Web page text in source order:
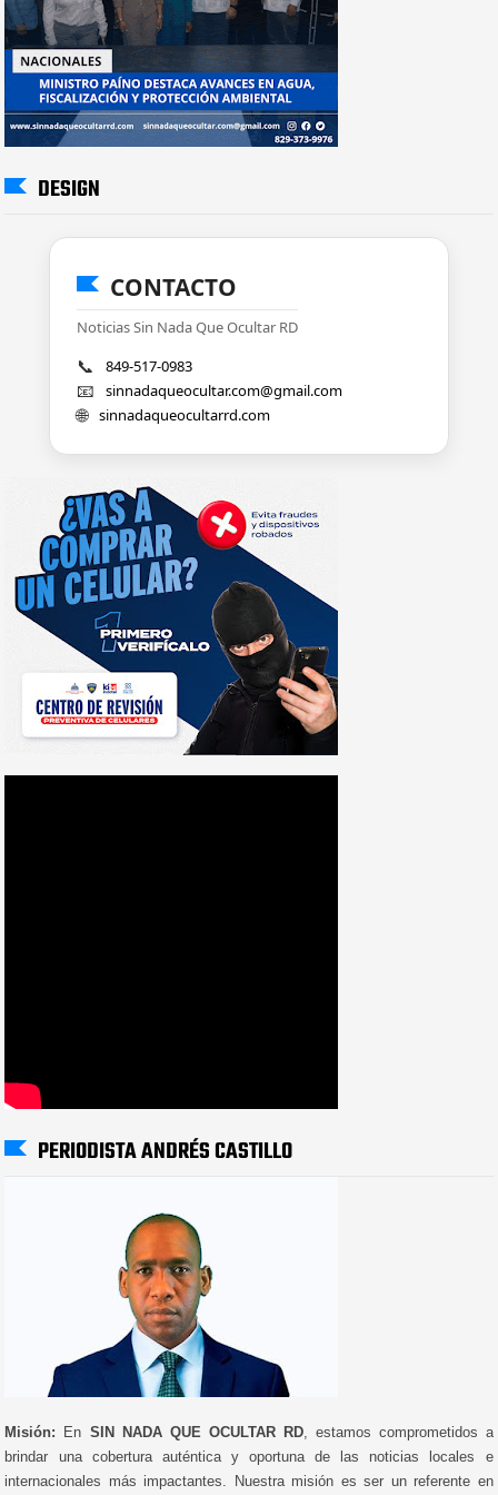
DESIGN
CONTACTO
Noticias Sin Nada Que Ocultar RD
📞 849-517-0983
📧 sinnadaqueocultar.com@gmail.com
🌐 sinnadaqueocultarrd.com
PERIODISTA ANDRÉS CASTILLO
Misión: En SIN NADA QUE OCULTAR RD, estamos comprometidos a
brindar una cobertura auténtica y oportuna de las noticias locales e
internacionales más impactantes. Nuestra misión es ser un referente en